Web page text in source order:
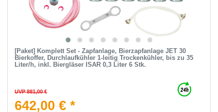
[Paket] Komplett Set - Zapfanlage, Bierzapfanlage JET 30
Bierkoffer, Durchlaufkühler 1-leitig Trockenkühler, bis zu 35
Liter/h, inkl. Biergläser ISAR 0,3 Liter 6 Stk.
UVP 881,00 €
642,00 € *